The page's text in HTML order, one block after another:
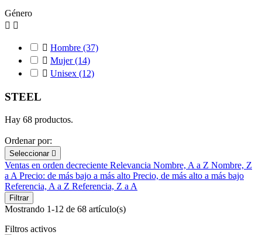
Género
 
 Hombre (37)
 Mujer(14)
 Unisex (12)
STEEL
Hay 68 productos.
Ordenar por:
Seleccionar 
Ventas en orden decreciente Relevancia Nombre, A a Z Nombre, Z
a A Precio: de más bajo a más alto Precio, de más alto a más bajo
Referencia, A a Z Referencia, Z a A
Filtrar
Mostrando 1-12 de 68 artículo(s)
Filtros activos